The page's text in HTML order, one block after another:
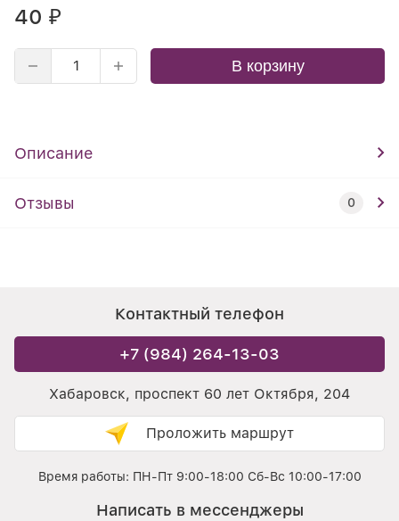
40 ₽
В корзину
Описание
Отзывы 0
Контактный телефон
+7 (984) 264-13-03
Хабаровск, проспект 60 лет Октября, 204
Проложить маршрут
Время работы: ПН-Пт 9:00-18:00 Сб-Вс 10:00-17:00
Написать в мессенджеры